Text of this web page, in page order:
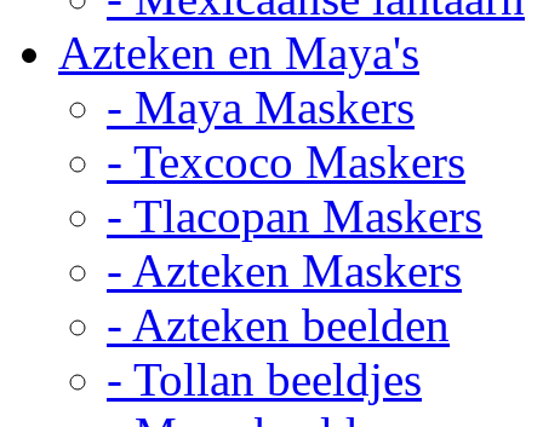
Azteken en Maya's
- Maya Maskers
- Texcoco Maskers
- Tlacopan Maskers
- Azteken Maskers
- Azteken beelden
- Tollan beeldjes